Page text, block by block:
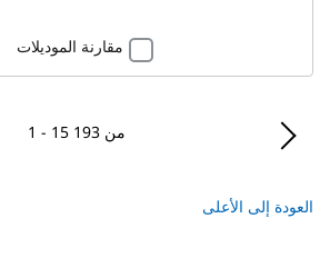
مقارنة الموديلات
1 - 15 من 193
العودة إلى الأعلى